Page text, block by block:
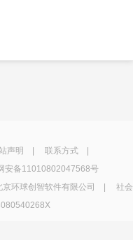
声明 联系方式|
安备11010802047568号
京环球创智软件有限公司 | 社会